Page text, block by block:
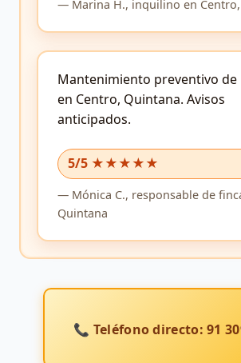
— Marina H., inquilino en
5/5 ★★★★★
Mantenimiento preventivo de
en Centro, Quintana. Avisos
anticipados.
— Mónica C., responsable de
Quintana
📞 Teléfono directo: 91